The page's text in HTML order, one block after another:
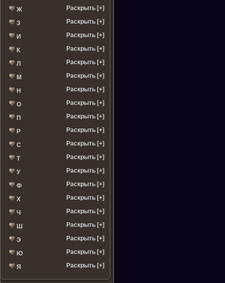
Ж Раскрыть [+]
З Раскрыть [+]
И Раскрыть [+]
К Раскрыть [+]
Л Раскрыть [+]
М Раскрыть [+]
Н Раскрыть [+]
О Раскрыть [+]
П Раскрыть [+]
Р Раскрыть [+]
С Раскрыть [+]
Т Раскрыть [+]
У Раскрыть [+]
Ф Раскрыть [+]
Х Раскрыть [+]
Ч Раскрыть [+]
Ш Раскрыть [+]
Э Раскрыть [+]
Ю Раскрыть [+]
Я Раскрыть [+]